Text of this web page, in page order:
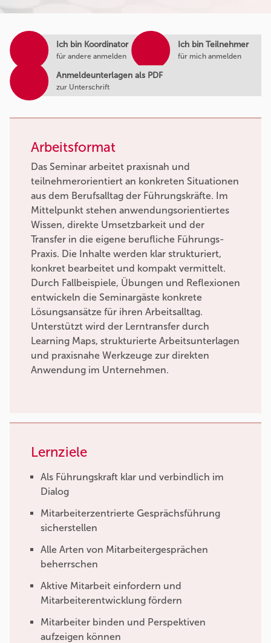
Arbeitsformat
Das Seminar arbeitet praxisnah und
teilnehmerorientiert an konkreten Situationen
aus dem Berufsalltag der Führungskräfte. Im
Mittelpunkt stehen anwendungsorientiertes
Wissen, direkte Umsetzbarkeit und der
Transfer in die eigene berufliche Führungs-
Praxis. Die Inhalte werden klar strukturiert,
konkret bearbeitet und kompakt vermittelt.
Durch Fallbeispiele, Übungen und Reflexionen
entwickeln die Seminargäste konkrete
Lösungsansätze für ihren Arbeitsalltag.
Unterstützt wird der Lerntransfer durch
Learning Maps, strukturierte Arbeitsunterlagen
und praxisnahe Werkzeuge zur direkten
Anwendung im Unternehmen.
Lernziele
Als Führungskraft klar und verbindlich im
Dialog
Mitarbeiterzentrierte Gesprächsführung
sicherstellen
Alle Arten von Mitarbeitergesprächen
beherrschen
Aktive Mitarbeit einfordern und
Mitarbeiterentwicklung fördern
Mitarbeiter binden und Perspektiven
aufzeigen können
Ich bin Koordinator
für andere anmelden
Ich bin Teilnehmer
für mich anmelden
Anmeldeunterlagen als PDF
zur Unterschrift